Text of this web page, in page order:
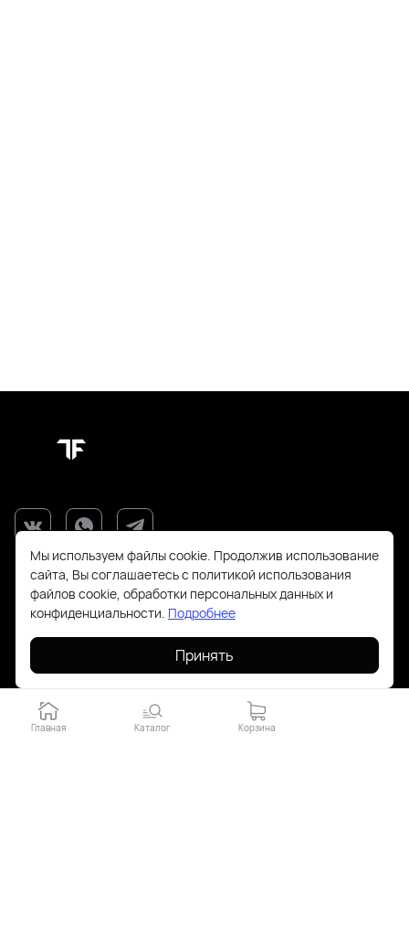
order@todayfashion.ru
Главная Каталог Корзина
Мы используем файлы cookie. Продолжив использование
сайта, Вы соглашаетесь с политикой использования
файлов cookie, обработки персональных данных и
конфиденциальности. Подробнее
Принять